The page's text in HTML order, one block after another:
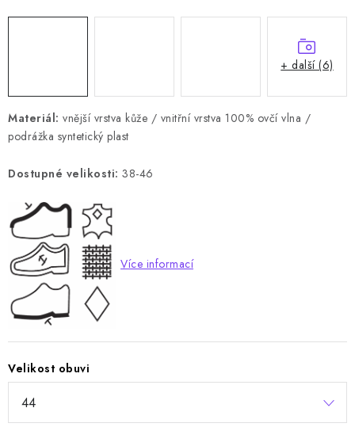
Materiál: vnější vrstva kůže / vnitřní vrstva 100% ovčí vlna /
podrážka syntetický plast
Dostupné velikosti: 38-46
Více informací
Velikost obuvi
+ další (6)